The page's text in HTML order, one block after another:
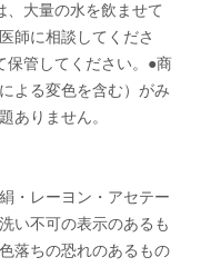
、大量の水を飲ませて
師に相談してくださ
保管してください。●商
よる変色を含む）がみ
ありません。
・レーヨン・アセテー
い不可の表示のあるも
落ちの恐れのあるもの